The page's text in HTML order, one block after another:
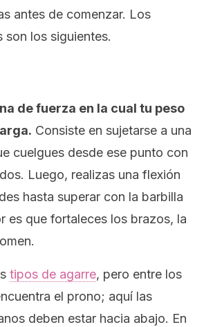
antes de comenzar. Los
son los siguientes.
de fuerza en la cual tu peso
Consiste en sujetarse a una
cuelgues desde ese punto con
Luego, realizas una flexión
hasta superar con la barbilla
es que fortaleces los brazos, la
tipos de agarre, pero entre los
el prono; aquí las
deben estar hacia abajo. En